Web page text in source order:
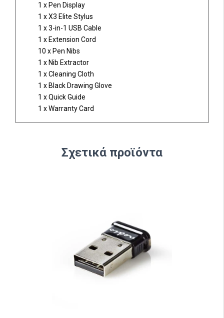
1 x Pen Display
1 x X3 Elite Stylus
1 x 3-in-1 USB Cable
1 x Extension Cord
10 x Pen Nibs
1 x Nib Extractor
1 x Cleaning Cloth
1 x Black Drawing Glove
1 x Quick Guide
1 x Warranty Card
Σχετικά προϊόντα